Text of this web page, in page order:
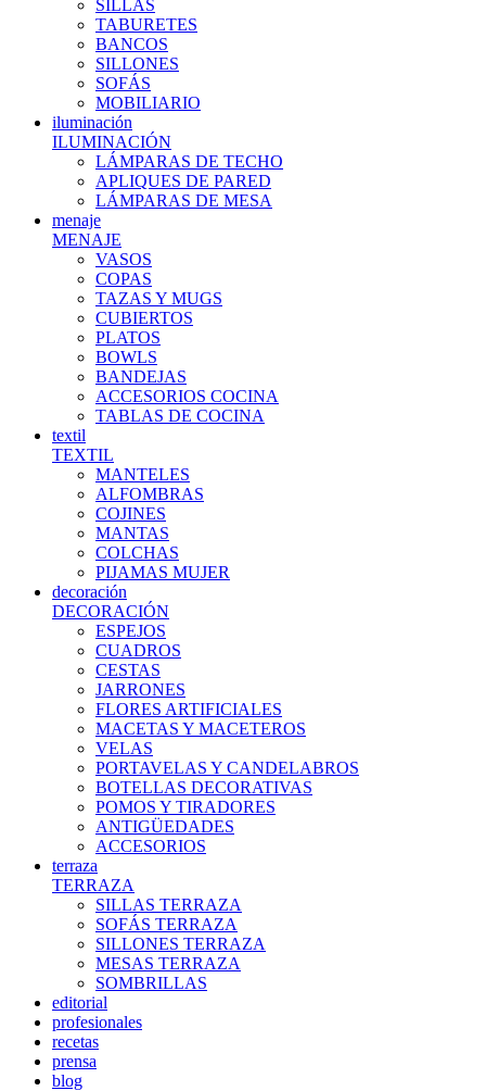
SILLAS
TABURETES
BANCOS
SILLONES
SOFÁS
MOBILIARIO
iluminación
ILUMINACIÓN
LÁMPARAS DE TECHO
APLIQUES DE PARED
LÁMPARAS DE MESA
menaje
MENAJE
VASOS
COPAS
TAZAS Y MUGS
CUBIERTOS
PLATOS
BOWLS
BANDEJAS
ACCESORIOS COCINA
TABLAS DE COCINA
textil
TEXTIL
MANTELES
ALFOMBRAS
COJINES
MANTAS
COLCHAS
PIJAMAS MUJER
decoración
DECORACIÓN
ESPEJOS
CUADROS
CESTAS
JARRONES
FLORES ARTIFICIALES
MACETAS Y MACETEROS
VELAS
PORTAVELAS Y CANDELABROS
BOTELLAS DECORATIVAS
POMOS Y TIRADORES
ANTIGÜEDADES
ACCESORIOS
terraza
TERRAZA
SILLAS TERRAZA
SOFÁS TERRAZA
SILLONES TERRAZA
MESAS TERRAZA
SOMBRILLAS
editorial
profesionales
recetas
prensa
blog